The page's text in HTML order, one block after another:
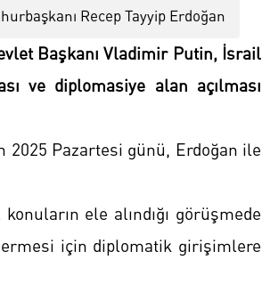
Recep Tayyip Erdoğan
Başkanı Vladimir Putin, İsrail
ve diplomasiye alan açılması
2025 Pazartesi günü, Erdoğan ile
ele alındığı görüşmede
ermesi için diplomatik girişimlere